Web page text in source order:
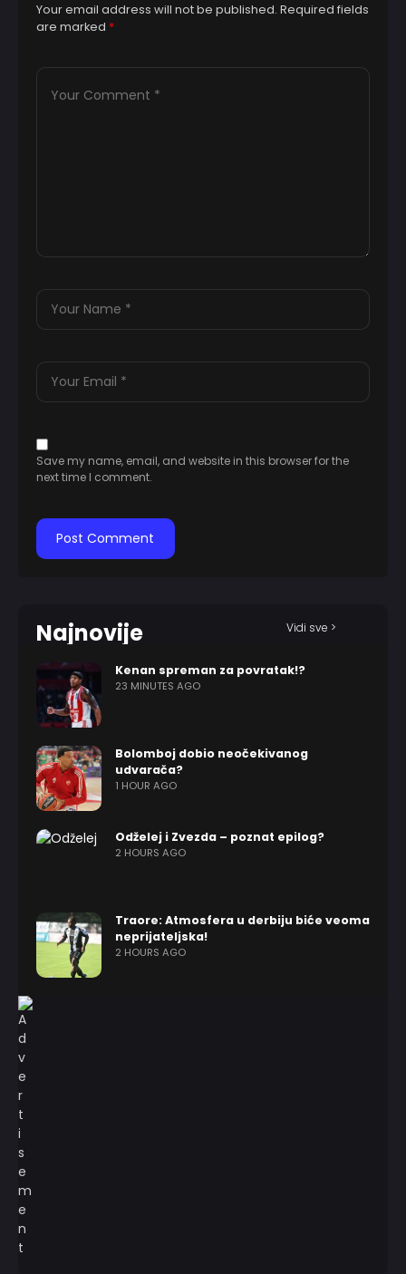
Your email address will not be published. Required fields
are marked *
Save my name, email, and website in this browser for the
next time I comment.
Najnovije Vidi sve >
Kenan spreman za povratak!?
23 MINUTES AGO
Bolomboj dobio neočekivanog
udvarača?
1 HOUR AGO
Odželej i Zvezda – poznat epilog?
2 HOURS AGO
Traore: Atmosfera u derbiju biće veoma
neprijateljska!
2 HOURS AGO